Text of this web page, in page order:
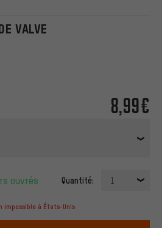
VALVE
8,99€
ouvrés Quantité: 1
impossible à États-Unis